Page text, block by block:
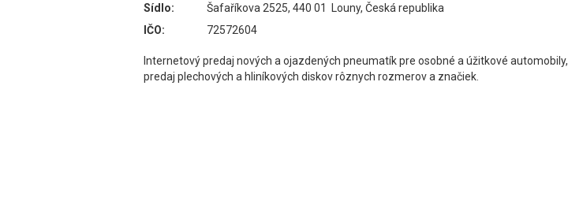
Sídlo:
Šafaříkova 2525, 440 01 Louny, Česká republika
IČO:
72572604
Internetový predaj nových a ojazdených pneumatík pre osobné a úžitkové automobily,
predaj plechových a hliníkových diskov rôznych rozmerov a značiek.